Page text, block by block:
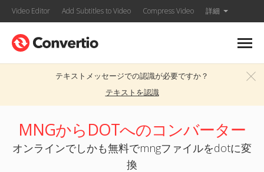
Video Editor Add Subtitles to Video Compress Video 詳細
テキストメッセージでの認識が必要ですか？
テキストを認識
MNGからDOTへのコンバーター
オンラインでしかも無料でmngファイルをdotに変
換